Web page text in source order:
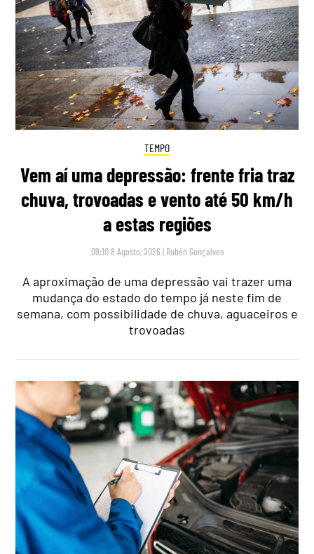
TEMPO
Vem aí uma depressão: frente fria traz
chuva, trovoadas e vento até 50 km/h
a estas regiões
09:10 8 Agosto, 2026 | Rubén Gonçalves
A aproximação de uma depressão vai trazer uma
mudança do estado do tempo já neste fim de
semana, com possibilidade de chuva, aguaceiros e
trovoadas